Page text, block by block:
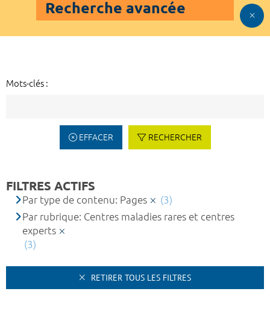
Recherche avancée
Mots-clés :
EFFACER RECHERCHER
FILTRES ACTIFS
Par type de contenu: Pages
(3)
Par rubrique: Centres maladies rares et centres
experts
(3)
RETIRER TOUS LES FILTRES